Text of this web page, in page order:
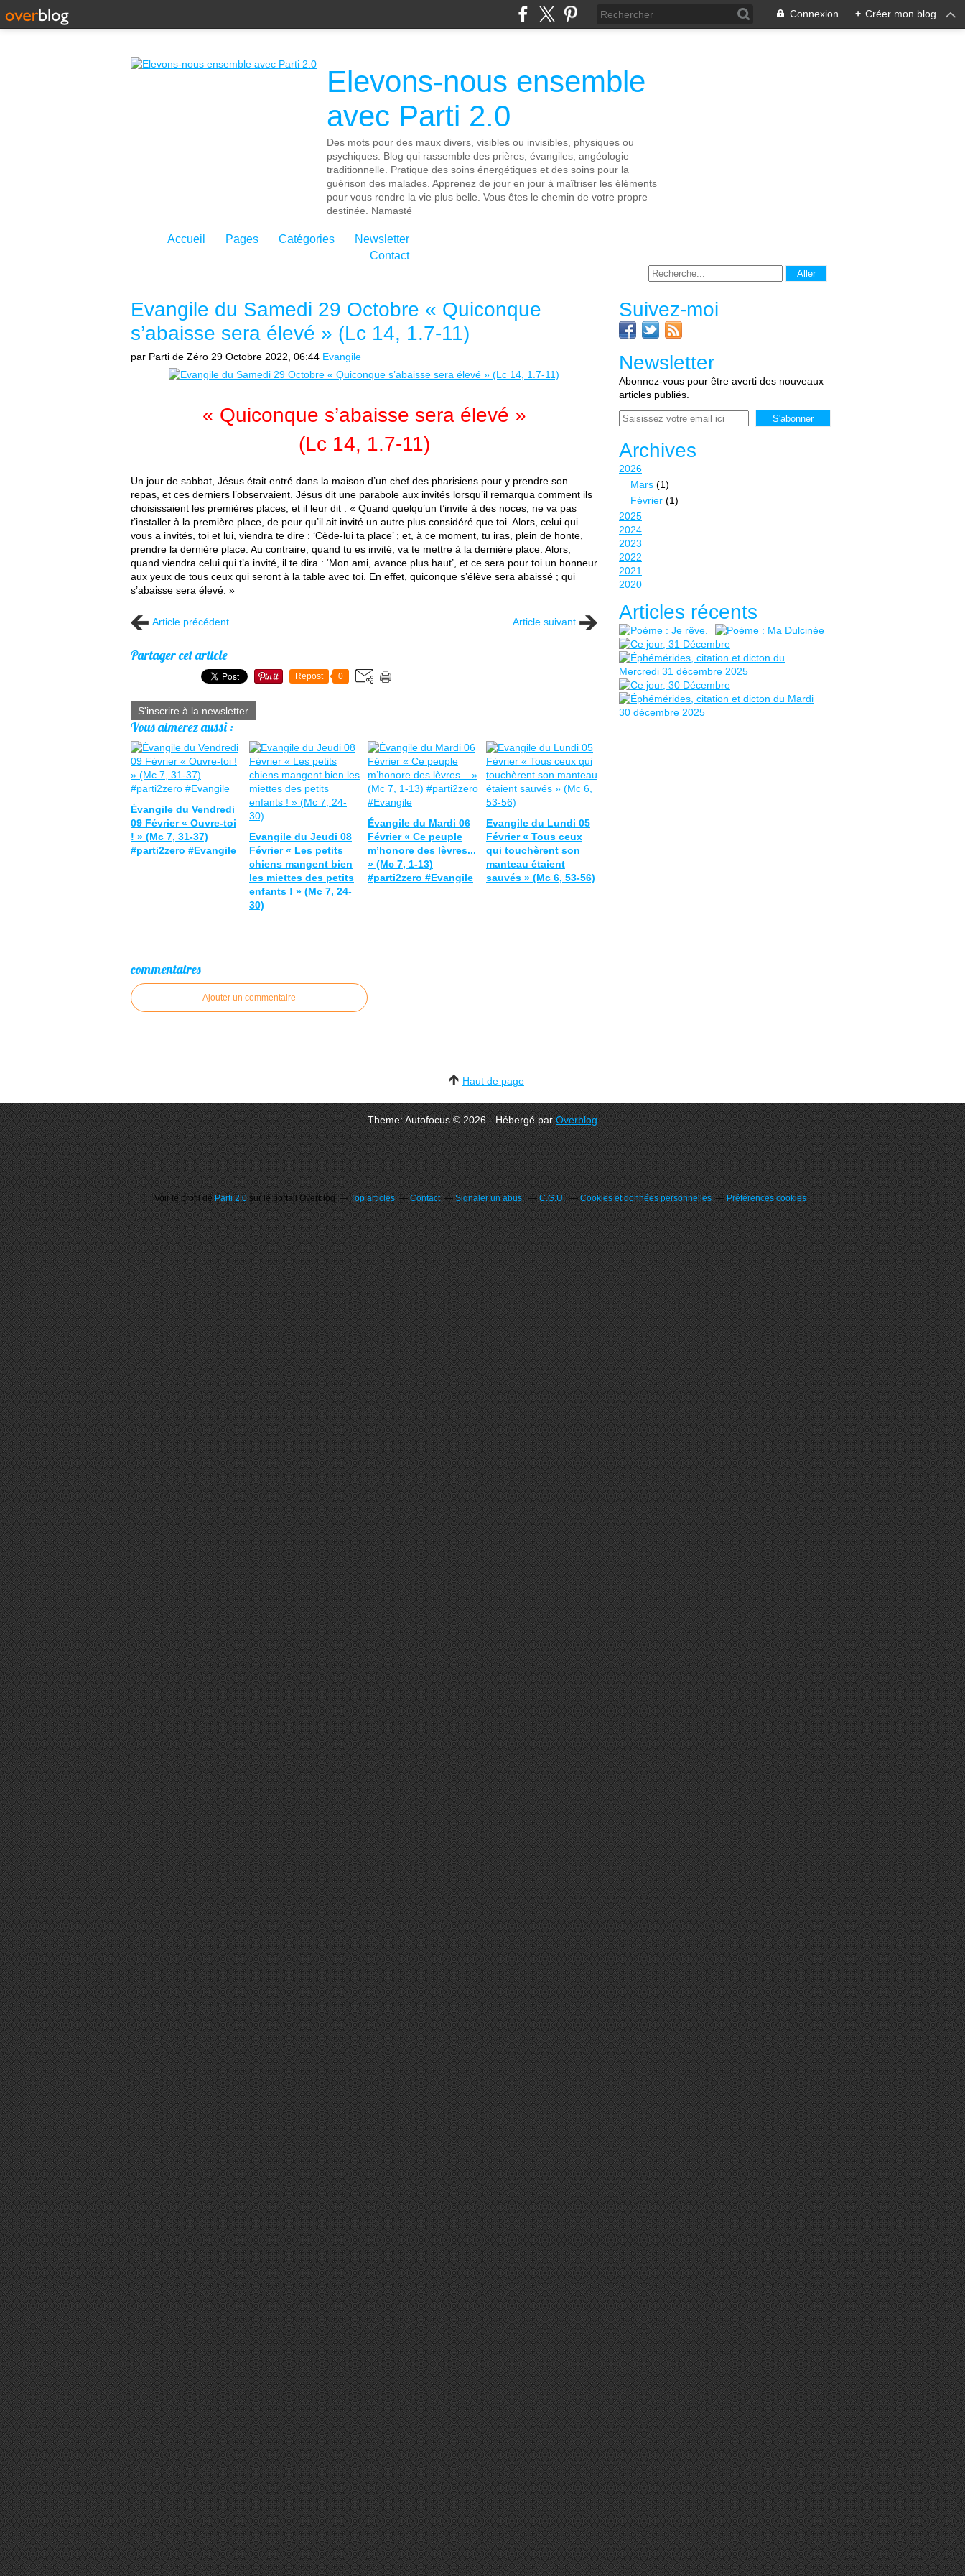
Connexion + Créer mon blog
Elevons-nous ensemble
avec Parti 2.0
Des mots pour des maux divers, visibles ou invisibles, physiques ou
psychiques. Blog qui rassemble des prières, évangiles, angéologie
traditionnelle. Pratique des soins énergétiques et des soins pour la
guérison des malades. Apprenez de jour en jour à maîtriser les éléments
pour vous rendre la vie plus belle. Vous êtes le chemin de votre propre
destinée. Namasté
Accueil Pages Catégories
Newsletter
Contact
Evangile du Samedi 29 Octobre « Quiconque
s’abaisse sera élevé » (Lc 14, 1.7-11)
par Parti de Zéro 29 Octobre 2022, 06:44 Evangile
« Quiconque s’abaisse sera élevé »
(Lc 14, 1.7-11)
Un jour de sabbat, Jésus était entré dans la maison d’un chef des pharisiens pour y prendre son
repas, et ces derniers l’observaient. Jésus dit une parabole aux invités lorsqu’il remarqua comment ils
choisissaient les premières places, et il leur dit : « Quand quelqu’un t’invite à des noces, ne va pas
t’installer à la première place, de peur qu’il ait invité un autre plus considéré que toi. Alors, celui qui
vous a invités, toi et lui, viendra te dire : ‘Cède-lui ta place’ ; et, à ce moment, tu iras, plein de honte,
prendre la dernière place. Au contraire, quand tu es invité, va te mettre à la dernière place. Alors,
quand viendra celui qui t’a invité, il te dira : ‘Mon ami, avance plus haut’, et ce sera pour toi un honneur
aux yeux de tous ceux qui seront à la table avec toi. En effet, quiconque s’élève sera abaissé ; qui
s’abaisse sera élevé. »
Article précédent Article suivant
Partager cet article
Repost 0
S'inscrire à la newsletter
Vous aimerez aussi :
Évangile du Vendredi
09 Février « Ouvre-toi
! » (Mc 7, 31-37)
#parti2zero #Evangile
Evangile du Jeudi 08
Février « Les petits
chiens mangent bien
les miettes des petits
enfants ! » (Mc 7, 24-
30)
Évangile du Mardi 06
Février « Ce peuple
m’honore des lèvres...
» (Mc 7, 1-13)
#parti2zero #Evangile
Evangile du Lundi 05
Février « Tous ceux
qui touchèrent son
manteau étaient
sauvés » (Mc 6, 53-56)
commentaires
Ajouter un commentaire
Suivez-moi
Newsletter
Abonnez-vous pour être averti des nouveaux
articles publiés.
Email
Archives
2026
Mars (1)
Février (1)
2025
2024
2023
2022
2021
2020
Articles récents
Haut de page
Theme: Autofocus © 2026 - Hébergé parOverblog
Voir le profil deParti 2.0sur le portail Overblog Top articles Contact Signaler un abus C.G.U. Cookies et données personnelles Préférences cookies